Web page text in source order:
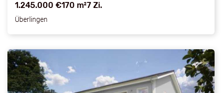
1.245.000 €170 m²7 Zi.
Überlingen